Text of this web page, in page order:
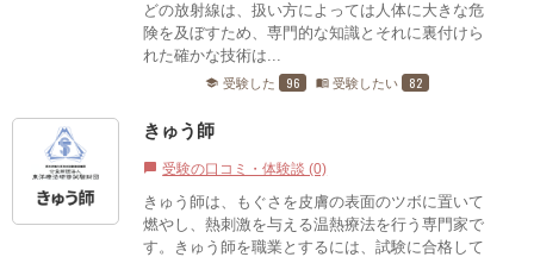
どの放射線は、扱い方によっては人体に大きな危
険を及ぼすため、専門的な知識とそれに裏付けら
れた確かな技術は...
school 受験した 96 menu_book 受験したい 82
きゅう師
chat_bubble 受験の口コミ・体験談 (0)
きゅう師は、もぐさを皮膚の表面のツボに置いて
燃やし、熱刺激を与える温熱療法を行う専門家で
す。きゅう師を職業とするには、試験に合格して